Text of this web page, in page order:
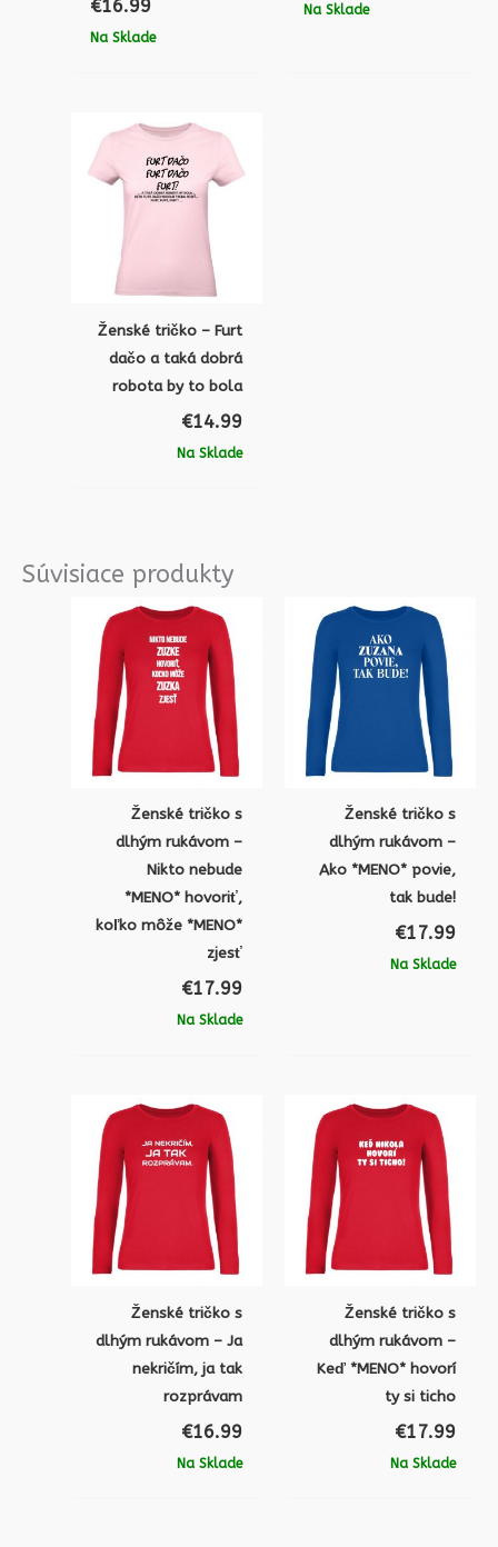
€16.99
Na Sklade
Na Sklade
Ženské tričko – Furt
dačo a taká dobrá
robota by to bola
€14.99
Na Sklade
Súvisiace produkty
Ženské tričko s
dlhým rukávom –
Nikto nebude
*MENO* hovoriť,
koľko môže *MENO*
zjesť
€17.99
Na Sklade
Ženské tričko s
dlhým rukávom –
Ako *MENO* povie,
tak bude!
€17.99
Na Sklade
Ženské tričko s
dlhým rukávom – Ja
nekričím, ja tak
rozprávam
€16.99
Na Sklade
Ženské tričko s
dlhým rukávom –
Keď *MENO* hovorí
ty si ticho
€17.99
Na Sklade